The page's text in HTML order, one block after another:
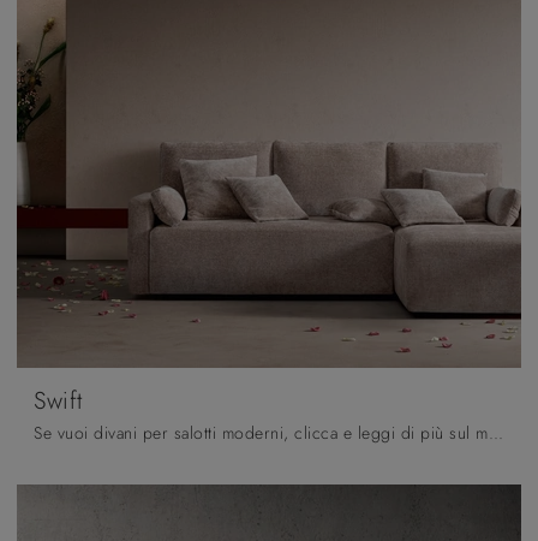
Swift
Se vuoi divani per salotti moderni, clicca e leggi di più sul modello Swift in tessuto del marchio Samoa.